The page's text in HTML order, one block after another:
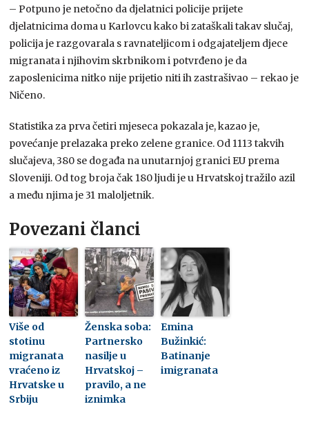
– Potpuno je netočno da djelatnici policije prijete
djelatnicima doma u Karlovcu kako bi zataškali takav slučaj,
policija je razgovarala s ravnateljicom i odgajateljem djece
migranata i njihovim skrbnikom i potvrđeno je da
zaposlenicima nitko nije prijetio niti ih zastrašivao – rekao je
Ničeno.
Statistika za prva četiri mjeseca pokazala je, kazao je,
povećanje prelazaka preko zelene granice. Od 1113 takvih
slučajeva, 380 se događa na unutarnjoj granici EU prema
Sloveniji. Od tog broja čak 180 ljudi je u Hrvatskoj tražilo azil
a među njima je 31 maloljetnik.
Povezani članci
Više od
stotinu
migranata
vraćeno iz
Hrvatske u
Srbiju
Ženska soba:
Partnersko
nasilje u
Hrvatskoj –
pravilo, a ne
iznimka
Emina
Bužinkić:
Batinanje
imigranata